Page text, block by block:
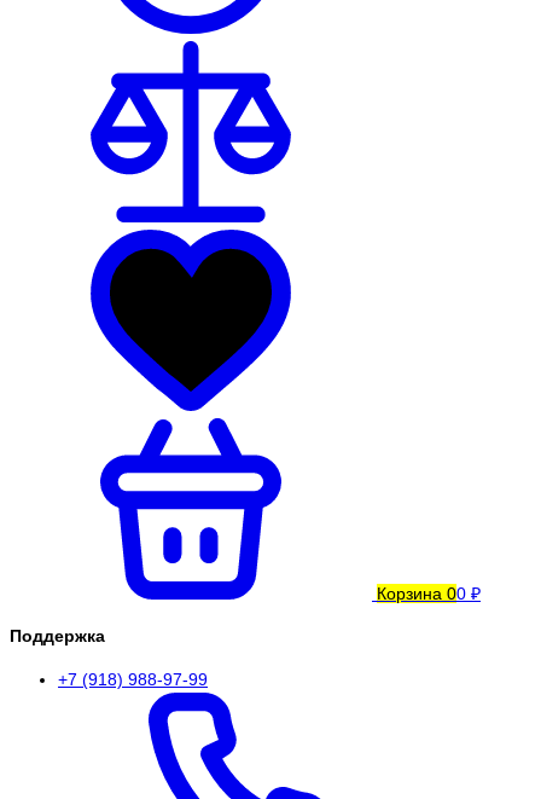
Корзина 00 ₽
Поддержка
+7 (918) 988-97-99